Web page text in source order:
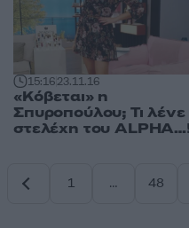
15:1623.11.16
«Κόβεται» η
Σπυροπούλου; Τι λένε
στελέχη του
1
…
48